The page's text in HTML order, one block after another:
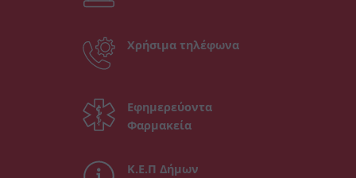
Χρήσιμα τηλέφωνα
Εφημερεύοντα
Φαρμακεία
Κ.Ε.Π Δήμων